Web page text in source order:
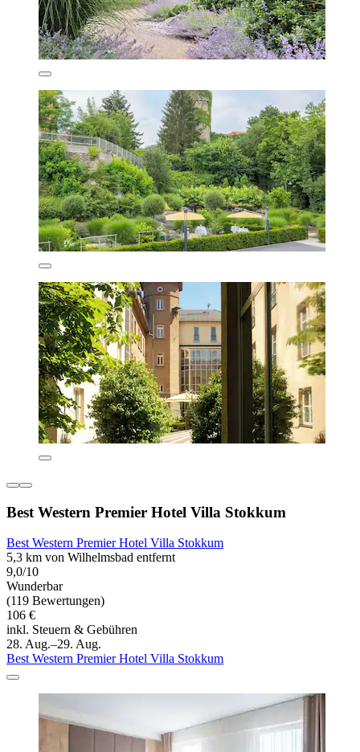
Best Western Premier Hotel Villa Stokkum
Best Western Premier Hotel Villa Stokkum
5,3 km von Wilhelmsbad entfernt
9,0/10
Wunderbar
(119 Bewertungen)
106 €
inkl. Steuern & Gebühren
28. Aug.–29. Aug.
Best Western Premier Hotel Villa Stokkum